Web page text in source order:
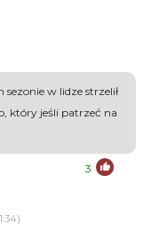
sezonie w lidze strzelił
który jeśli patrzeć na
3